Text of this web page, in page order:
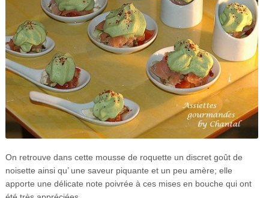
On retrouve dans cette mousse de roquette un discret goût de
noisette ainsi qu’ une saveur piquante et un peu amère; elle
apporte une délicate note poivrée à ces mises en bouche qui ont